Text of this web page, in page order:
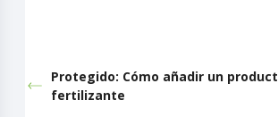
Protegido: Cómo añadir un
fertilizante